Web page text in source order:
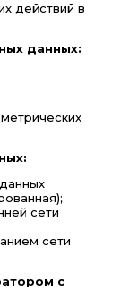
действий в
данных:
сети
сети
с